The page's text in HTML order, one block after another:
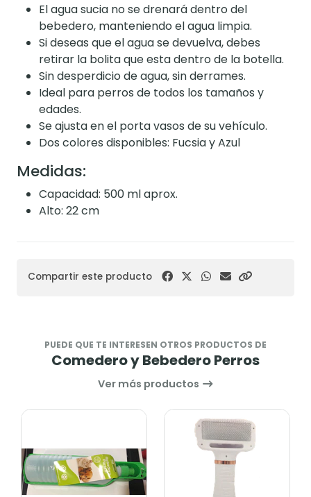
El agua sucia no se drenará dentro del
bebedero, manteniendo el agua limpia.
Si deseas que el agua se devuelva, debes
retirar la bolita que esta dentro de la botella.
Sin desperdicio de agua, sin derrames.
Ideal para perros de todos los tamaños y
edades.
Se ajusta en el porta vasos de su vehículo.
Dos colores disponibles: Fucsia y Azul
Medidas:
Capacidad: 500 ml aprox.
Alto: 22 cm
Compartir este producto
PUEDE QUE TE INTERESEN OTROS PRODUCTOS DE
Comedero y Bebedero Perros
Ver más productos